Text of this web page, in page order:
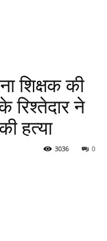
शिक्षक की
रिश्तेदार ने
हत्या
0
3036